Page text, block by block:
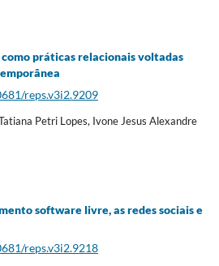
como práticas relacionais voltadas
reps.v3i2.9209
Petri Lopes, Ivone Jesus Alexandre
software livre, as redes sociais e
reps.v3i2.9218